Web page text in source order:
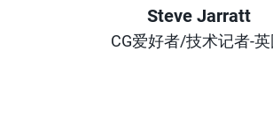
Author
Steve Jarratt
CG爱好者/技术记者-英